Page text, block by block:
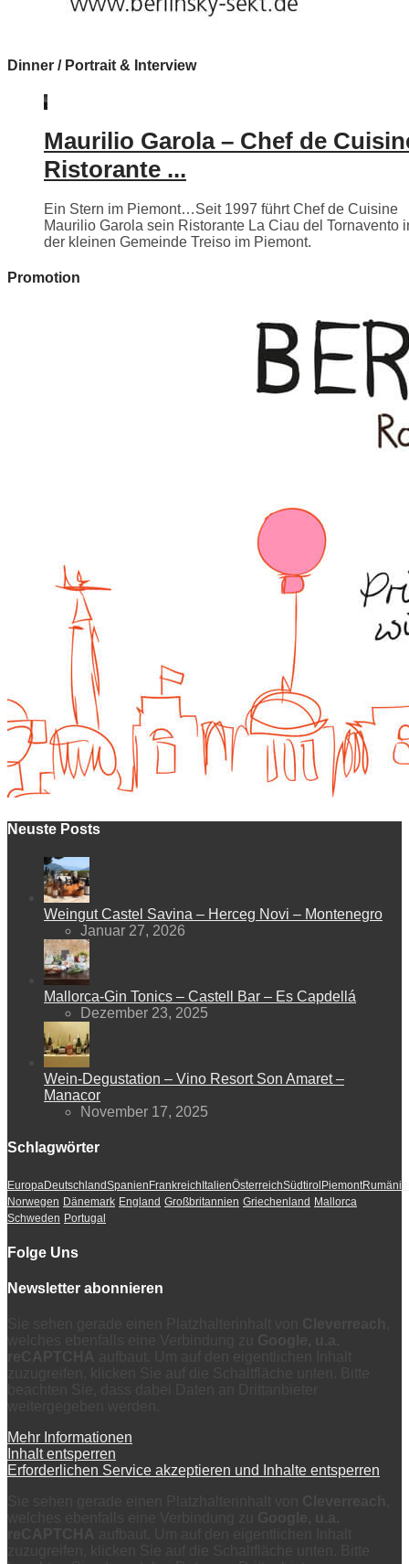
Dinner / Portrait & Interview
Maurilio Garola – Chef de
Ristorante ...
Ein Stern im Piemont…Seit 1997 führt Chef de Cuisine
Maurilio Garola sein Ristorante La Ciau del Tornavento
der kleinen Gemeinde Treiso im Piemont.
Promotion
Neuste Posts
Weingut Castel Savina – Herceg Novi – Montenegro
Januar 27, 2026
Mallorca-Gin Tonics – Castell Bar – Es Capdellá
Dezember 23, 2025
Wein-Degustation – Vino Resort Son Amaret –
Manacor
November 17, 2025
Schlagwörter
EuropaDeutschlandSpanienFrankreichItalienÖsterreichSüdtirolPiemont
Norwegen Dänemark England Großbritannien Griechenland Mallorca
Schweden Portugal
Folge Uns
Newsletter abonnieren
Mehr Informationen
Inhalt entsperren
Erforderlichen Service akzeptieren und Inhalte entsperren